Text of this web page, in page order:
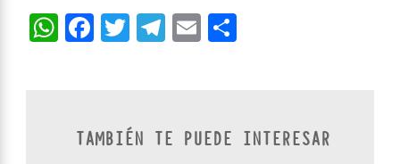
WhatsApp
Facebook
Twitter
Telegram
Email
TAMBIÉN TE PUEDE INTERESAR